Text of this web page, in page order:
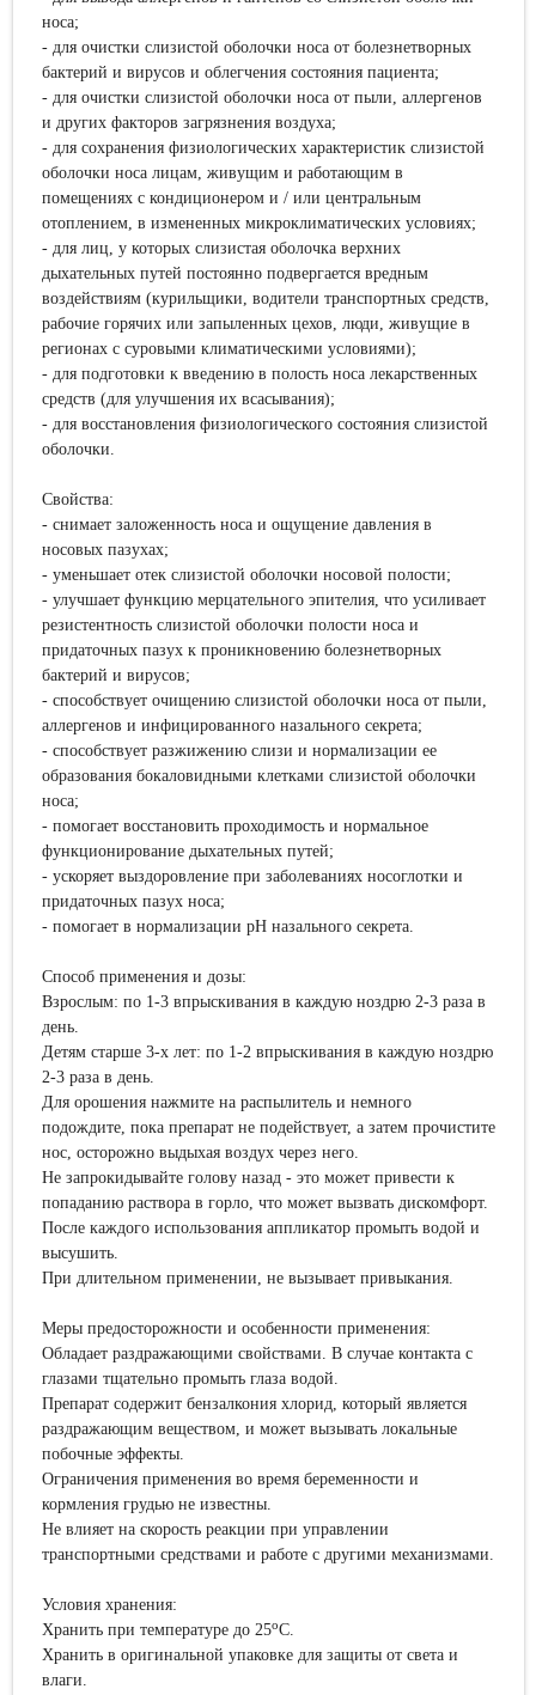
носа;
- для очистки слизистой оболочки носа от болезнетворных
бактерий и вирусов и облегчения состояния пациента;
- для очистки слизистой оболочки носа от пыли, аллергенов
и других факторов загрязнения воздуха;
- для сохранения физиологических характеристик слизистой
оболочки носа лицам, живущим и работающим в
помещениях с кондиционером и / или центральным
отоплением, в измененных микроклиматических условиях;
- для лиц, у которых слизистая оболочка верхних
дыхательных путей постоянно подвергается вредным
воздействиям (курильщики, водители транспортных средств,
рабочие горячих или запыленных цехов, люди, живущие в
регионах с суровыми климатическими условиями);
- для подготовки к введению в полость носа лекарственных
средств (для улучшения их всасывания);
- для восстановления физиологического состояния слизистой
оболочки.
Свойства:
- снимает заложенность носа и ощущение давления в
носовых пазухах;
- уменьшает отек слизистой оболочки носовой полости;
- улучшает функцию мерцательного эпителия, что усиливает
резистентность слизистой оболочки полости носа и
придаточных пазух к проникновению болезнетворных
бактерий и вирусов;
- способствует очищению слизистой оболочки носа от пыли,
аллергенов и инфицированного назального секрета;
- способствует разжижению слизи и нормализации ее
образования бокаловидными клетками слизистой оболочки
носа;
- помогает восстановить проходимость и нормальное
функционирование дыхательных путей;
- ускоряет выздоровление при заболеваниях носоглотки и
придаточных пазух носа;
- помогает в нормализации pH назального секрета.
Способ применения и дозы:
Взрослым: по 1-3 впрыскивания в каждую ноздрю 2-3 раза в
день.
Детям старше 3-х лет: по 1-2 впрыскивания в каждую ноздрю
2-3 раза в день.
Для орошения нажмите на распылитель и немного
подождите, пока препарат не подействует, а затем прочистите
нос, осторожно выдыхая воздух через него.
Не запрокидывайте голову назад - это может привести к
попаданию раствора в горло, что может вызвать дискомфорт.
После каждого использования аппликатор промыть водой и
высушить.
При длительном применении, не вызывает привыкания.
Меры предосторожности и особенности применения:
Обладает раздражающими свойствами. В случае контакта с
глазами тщательно промыть глаза водой.
Препарат содержит бензалкония хлорид, который является
раздражающим веществом, и может вызывать локальные
побочные эффекты.
Ограничения применения во время беременности и
кормления грудью не известны.
Не влияет на скорость реакции при управлении
транспортными средствами и работе с другими механизмами.
Условия хранения:
Хранить при температуре до 25оС.
Хранить в оригинальной упаковке для защиты от света и
влаги.